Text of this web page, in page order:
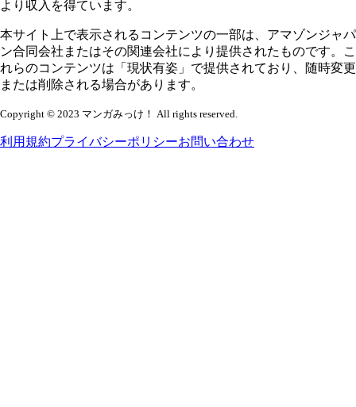
より収入を得ています。
本サイト上で表示されるコンテンツの一部は、アマゾンジャパ
ン合同会社またはその関連会社により提供されたものです。こ
れらのコンテンツは「現状有姿」で提供されており、随時変更
または削除される場合があります。
Copyright © 2023 マンガみっけ！ All rights reserved.
利用規約プライバシーポリシーお問い合わせ